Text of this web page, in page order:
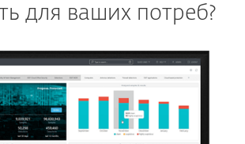
для ваших потреб?